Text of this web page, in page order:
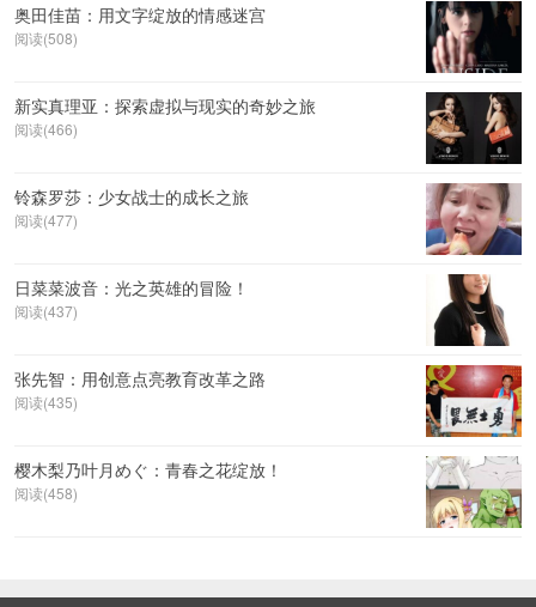
奥田佳苗：用文字绽放的情感迷宫
阅读(508)
新实真理亚：探索虚拟与现实的奇妙之旅
阅读(466)
铃森罗莎：少女战士的成长之旅
阅读(477)
日菜菜波音：光之英雄的冒险！
阅读(437)
张先智：用创意点亮教育改革之路
阅读(435)
樱木梨乃叶月めぐ：青春之花绽放！
阅读(458)